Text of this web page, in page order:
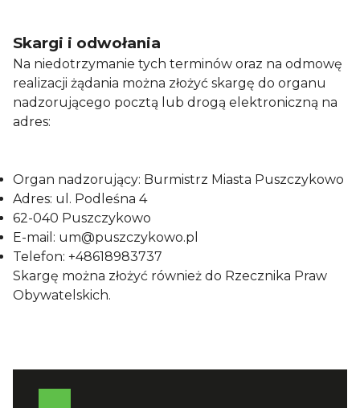
Skargi i odwołania
Na niedotrzymanie tych terminów oraz na odmowę
realizacji żądania można złożyć skargę do organu
nadzorującego pocztą lub drogą elektroniczną na
adres:
Organ nadzorujący: Burmistrz Miasta Puszczykowo
Adres: ul. Podleśna 4
62-040 Puszczykowo
E-mail: um@puszczykowo.pl
Telefon: +48618983737
Skargę można złożyć również do Rzecznika Praw
Obywatelskich.